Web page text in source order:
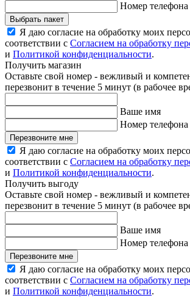
Номер телефона
Выбрать пакет
Я даю согласие на обработку моих
соответствии с Согласием на обработку
и Политикой конфиденциальности.
Получить магазин
Оставьте свой номер - вежливый и
перезвонит в течение 5 минут (в рабочее
Ваше имя
Номер телефона
Перезвоните мне
Я даю согласие на обработку моих
соответствии с Согласием на обработку
и Политикой конфиденциальности.
Получить выгоду
Оставьте свой номер - вежливый и
перезвонит в течение 5 минут (в рабочее
Ваше имя
Номер телефона
Перезвоните мне
Я даю согласие на обработку моих
соответствии с Согласием на обработку
и Политикой конфиденциальности.